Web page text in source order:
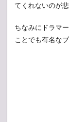
てくれないのが
ちなみにドラマ
ことでも有名な